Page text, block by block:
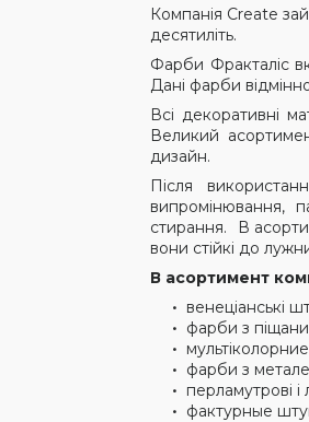
Компанія Create
десятиліть.
Фарби Фракталіс
Дані фарби
Всі декоративні
Великий
дизайн.
Після
випромінювання,
стирання. В
вони стійкі до
В асортимент
венеціанські
фарби з
фарби з
перламутрові
фактурные